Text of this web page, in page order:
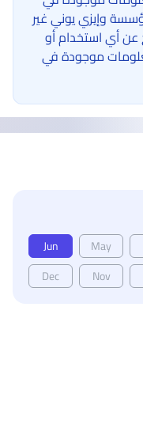
وإيزي يوني غير
عن أي استخدام أو
موجودة في
May
Jun
Nov
Dec